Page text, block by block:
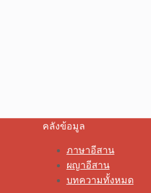
คลังข้อมูล
ภาษาอีสาน
ผญาอีสาน
บทความทั้งหมด